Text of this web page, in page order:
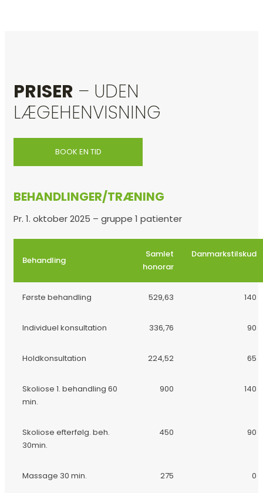
PRISER – UDEN
LÆGEHENVISNING
BOOK EN TID
BEHANDLINGER/TRÆNING
Pr. 1. oktober 2025 – gruppe 1 patienter
Behandling
Samlet
honorar
Danmarkstilskud
Første behandling 529,63 140
Individuel konsultation 336,76 90
Holdkonsultation 224,52 65
Skoliose 1. behandling 60
min.
900 140
Skoliose efterfølg. beh.
30min.
450 90
Massage 30 min. 275 0